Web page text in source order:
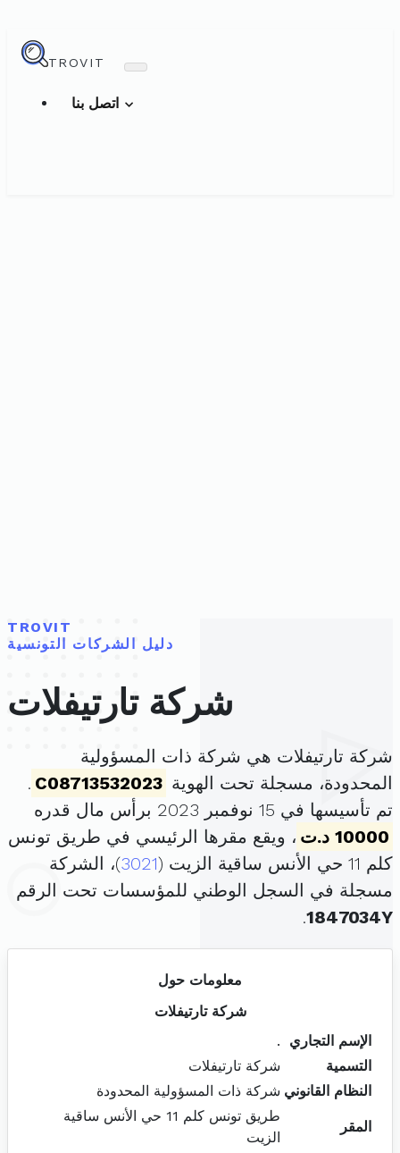
TROVIT
TROVIT
دليل الشركات التونسية
شركة تارتيفلات
شركة تارتيفلات هي شركة ذات المسؤولية
المحدودة، مسجلة تحت الهوية C08713532023
.
تم تأسيسها في 15 نوفمبر 2023 برأس مال قدره
10000 د.ت
، ويقع مقرها الرئيسي في طريق تونس
كلم 11 حي الأنس ساقية الزيت (
3021)، الشركة
مسجلة في السجل الوطني للمؤسسات تحت الرقم
1847034Y
.
معلومات حول
شركة تارتيفلات
الإسم التجاري
.
التسمية
شركة تارتيفلات
النظام القانوني شركة ذات المسؤولية المحدودة
المقر
طريق تونس كلم 11 حي الأنس ساقية
الزيت